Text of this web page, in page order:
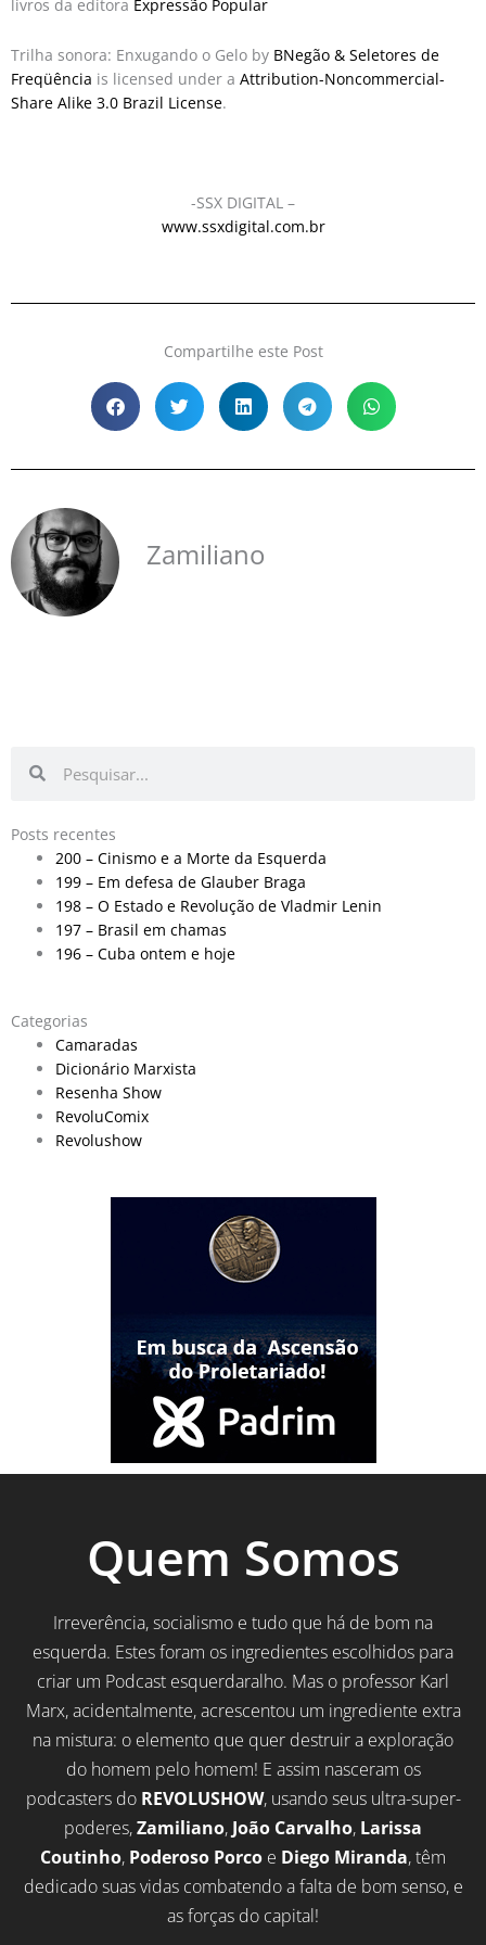
livros da editora Expressão Popular
Trilha sonora: Enxugando o Gelo by BNegão & Seletores de
Freqüência is licensed under a Attribution-Noncommercial-
Share Alike 3.0 Brazil License.
-SSX DIGITAL –
www.ssxdigital.com.br
Compartilhe este Post
Zamiliano
Posts recentes
200 – Cinismo e a Morte da Esquerda
199 – Em defesa de Glauber Braga
198 – O Estado e Revolução de Vladmir Lenin
197 – Brasil em chamas
196 – Cuba ontem e hoje
Categorias
Camaradas
Dicionário Marxista
Resenha Show
RevoluComix
Revolushow
Quem Somos
Irreverência, socialismo e tudo que há de bom na
esquerda. Estes foram os ingredientes escolhidos para
criar um Podcast esquerdaralho. Mas o professor Karl
Marx, acidentalmente, acrescentou um ingrediente extra
na mistura: o elemento que quer destruir a exploração
do homem pelo homem! E assim nasceram os
podcasters do REVOLUSHOW, usando seus ultra-super-
poderes,Zamiliano, João Carvalho, Larissa
Coutinho, Poderoso Porco e Diego Miranda, têm
dedicado suas vidas combatendo a falta de bom senso, e
as forças do capital!